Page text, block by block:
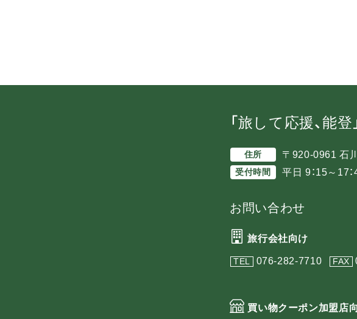
「旅して応援、能
住所 〒920-0961 石
受付時間 平日 9：15～17：
お問い合わせ
旅行会社向け
TEL 076-282-7710 FAX
買い物クーポン加盟店